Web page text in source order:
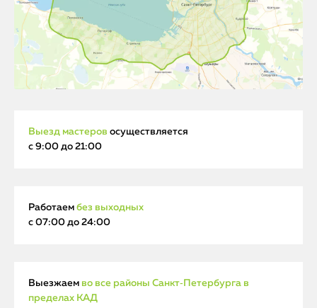
Выезд мастеров осуществляется
с 9:00 до 21:00
Работаем без выходных
с 07:00 до 24:00
Выезжаем во все районы Санкт‑Петербурга в
пределах КАД